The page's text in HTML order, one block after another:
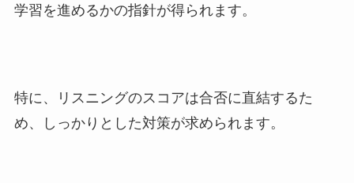
学習を進めるかの指針が得られます。
特に、リスニングのスコアは合否に直結するた
め、しっかりとした対策が求められます。